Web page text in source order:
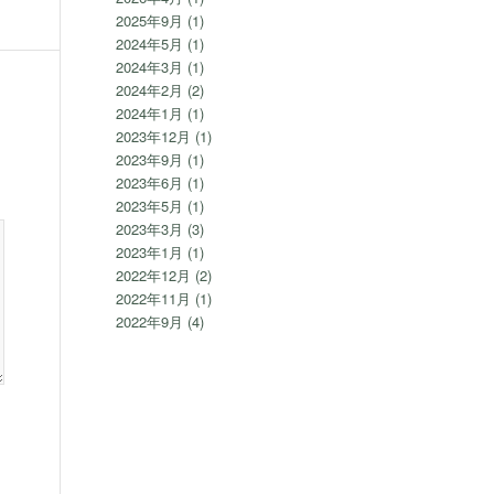
2025年9月 (1)
2024年5月 (1)
2024年3月 (1)
2024年2月 (2)
2024年1月 (1)
2023年12月 (1)
2023年9月 (1)
2023年6月 (1)
2023年5月 (1)
2023年3月 (3)
2023年1月 (1)
2022年12月 (2)
2022年11月 (1)
2022年9月 (4)